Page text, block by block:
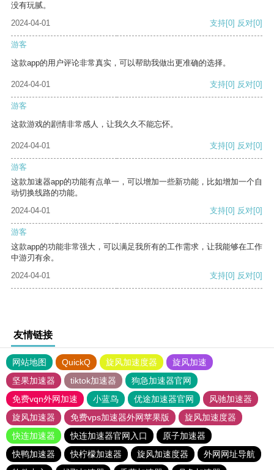
没有玩腻。
2024-04-01
支持[0] 反对[0]
游客
这款app的用户评论非常真实，可以帮助我做出更准确的选择。
2024-04-01 支持[0] 反对[0]
游客
这款游戏的剧情非常感人，让我久久不能忘怀。
2024-04-01 支持[0] 反对[0]
游客
这款加速器app的功能有点单一，可以增加一些新功能，比如增加一个自
动切换线路的功能。
2024-04-01
支持[0] 反对[0]
游客
这款app的功能非常强大，可以满足我所有的工作需求，让我能够在工作
中游刃有余。
2024-04-01
支持[0] 反对[0]
友情链接
网站地图 QuickQ 旋风加速度器
旋风加速
坚果加速器
tiktok加速器
狗急加速器官网
免费vqn外网加速
小蓝鸟 优途加速器官网
风驰加速器
旋风加速器
免费vps加速器外网苹果版
旋风加速度器
快连加速器
快连加速器官网入口
原子加速器
快鸭加速器
快柠檬加速器 旋风加速度器
外网网址导航